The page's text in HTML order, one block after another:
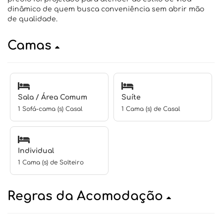
dinâmico de quem busca conveniência sem abrir mão
de qualidade.
Camas
Sala / Área Comum
1 Sofá-cama (s) Casal
Suíte
1 Cama (s) de Casal
Individual
1 Cama (s) de Solteiro
Regras da Acomodação